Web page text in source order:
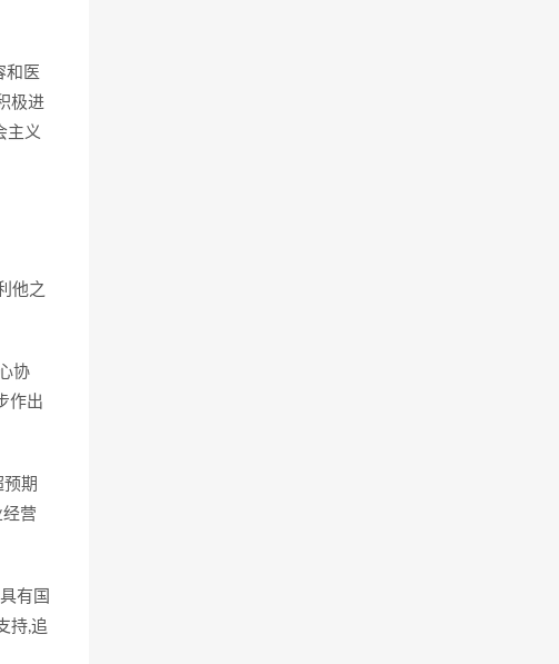
和医
极进
主义
他之
协
作出
期
营
有国
持,追